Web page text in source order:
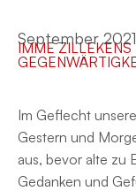
September 2021
IMME ZILLEKENS
Im Geflecht
Gestern und
aus, bevor alte zu
Gedanken und